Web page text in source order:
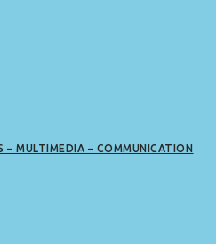
– MULTIMEDIA – COMMUNICATION